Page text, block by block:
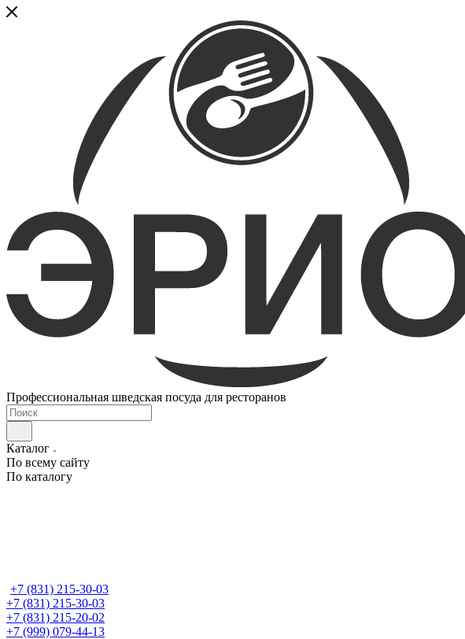
Профессиональная шведская посуда для ресторанов
Каталог
По всему сайту
По каталогу
+7 (831) 215-30-03
+7 (831) 215-30-03
+7 (831) 215-20-02
+7 (999) 079-44-13